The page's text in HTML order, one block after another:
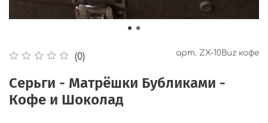
(0) арт. ZX-10Buz кофе
Серьги - Матрёшки Бубликами -
Кофе и Шоколад